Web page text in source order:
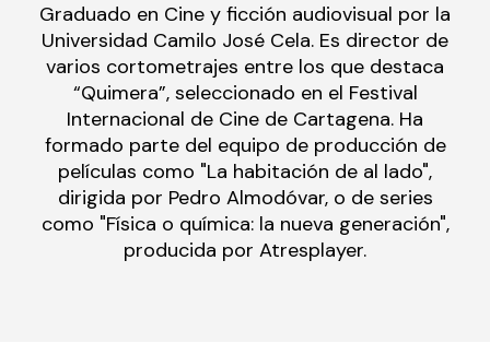
Graduado en Cine y ficción audiovisual por la
Universidad Camilo José Cela. Es director de
varios cortometrajes entre los que destaca
“Quimera”, seleccionado en el Festival
Internacional de Cine de Cartagena. Ha
formado parte del equipo de producción de
películas como "La habitación de al lado",
dirigida por Pedro Almodóvar, o de series
como "Física o química: la nueva generación",
producida por Atresplayer.